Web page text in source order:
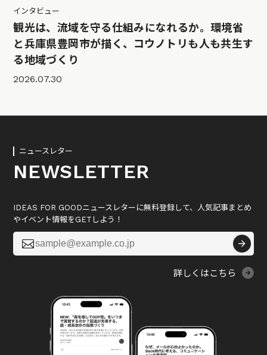
インタビュー
観光は、流域を守る仕組みになれるか。環境省
と兵庫県豊岡市が描く、コウノトリも人も共生す
る地域づくり
2026.07.30
ニュースレター
NEWSLETTER
IDEAS FOR GOODニュースレターに無料登録して、人気記事まとめ
やイベント情報をGETしよう！

詳しくはこちら